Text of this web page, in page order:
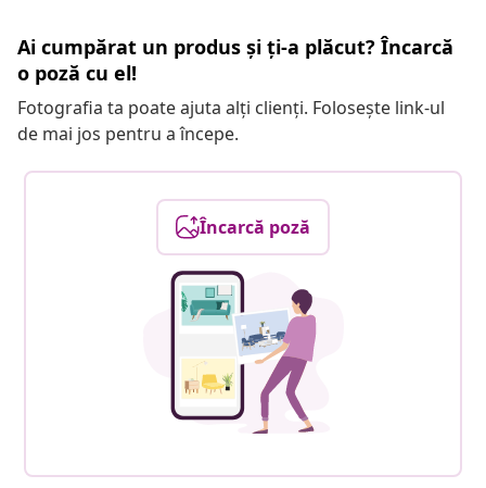
Ai cumpărat un produs și ți-a plăcut? Încarcă
o poză cu el!
Fotografia ta poate ajuta alți clienți. Folosește link-ul
de mai jos pentru a începe.
Încarcă poză